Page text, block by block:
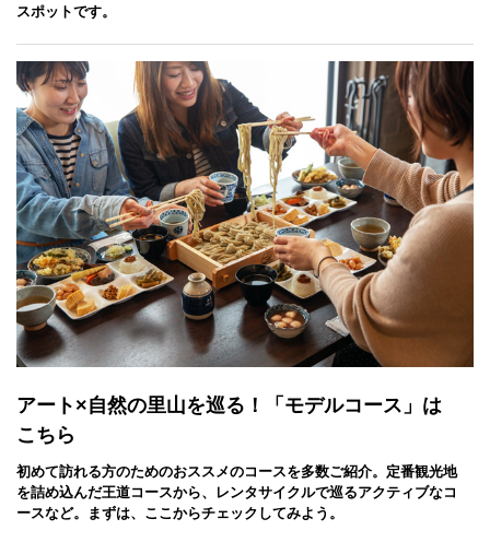
スポットです。
アート×自然の里山を巡る！「モデルコース」は
こちら
初めて訪れる方のためのおススメのコースを多数ご紹介。定番観光地
を詰め込んだ王道コースから、レンタサイクルで巡るアクティブなコ
ースなど。まずは、ここからチェックしてみよう。